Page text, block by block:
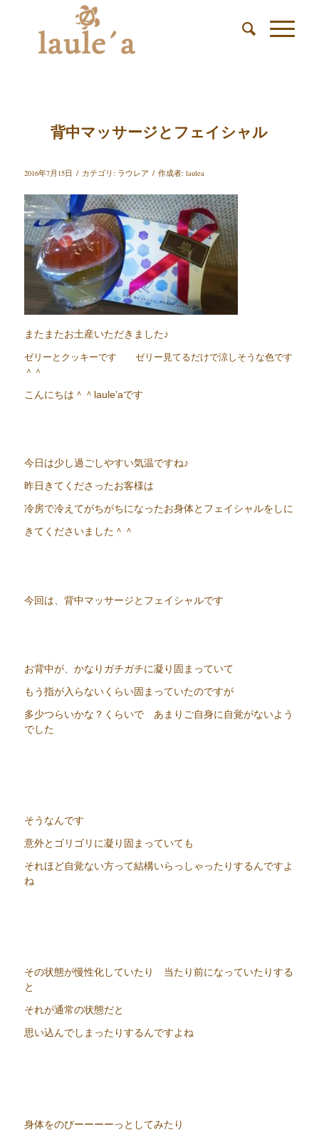
背中マッサージとフェイシャル
2016年7月15日 / カテゴリ: ラウレア / 作成者: laulea
またまたお土産いただきました♪
ゼリーとクッキーです ゼリー見てるだけで涼しそうな色です
＾＾
こんにちは＾＾laule’aです
今日は少し過ごしやすい気温ですね♪
昨日きてくださったお客様は
冷房で冷えてがちがちになったお身体とフェイシャルをしに
きてくださいました＾＾
今回は、背中マッサージとフェイシャルです
お背中が、かなりガチガチに凝り固まっていて
もう指が入らないくらい固まっていたのですが
多少つらいかな？くらいで あまりご自身に自覚がないよう
でした
そうなんです
意外とゴリゴリに凝り固まっていても
それほど自覚ない方って結構いらっしゃったりするんですよ
ね
その状態が慢性化していたり 当たり前になっていたりする
と
それが通常の状態だと
思い込んでしまったりするんですよね
身体をのびーーーーっとしてみたり